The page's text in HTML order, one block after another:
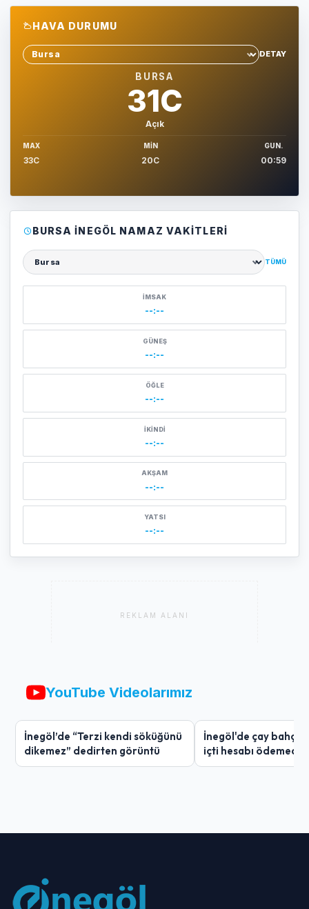
HAVA DURUMU
Sehir sec
DETAY
BURSA
31C
Açık
MAX
33C
MIN
20C
GUN.
00:59
BURSA İNEGÖL NAMAZ VAKITLERI
Şehir seçin
TÜMÜ
İMSAK
--:--
GÜNEŞ
--:--
ÖĞLE
--:--
İKINDI
--:--
AKŞAM
--:--
YATSI
--:--
REKLAM ALANI
YouTube Videolarımız
İnegöl’de “Terzi kendi söküğünü
dikemez” dedirten görüntü
İnegöl'de çay
içti hesabı ödemedi